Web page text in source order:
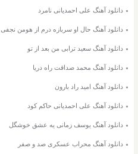
دانلود آهنگ علی احمدیانی نامرد
دانلود آهنگ حال او سربازه درم از هومن نجفی
دانلود آهنگ سعید ترابی من بعد از تو
دانلود آهنگ محمد صداقت راه دریا
دانلود آهنگ امید راد بارون
دانلود آهنگ علی احمدیانی حاکم کود
دانلود آهنگ یوسف زمانی یه عشق خوشگل
دانلود آهنگ محراب عسکری صد و صفر